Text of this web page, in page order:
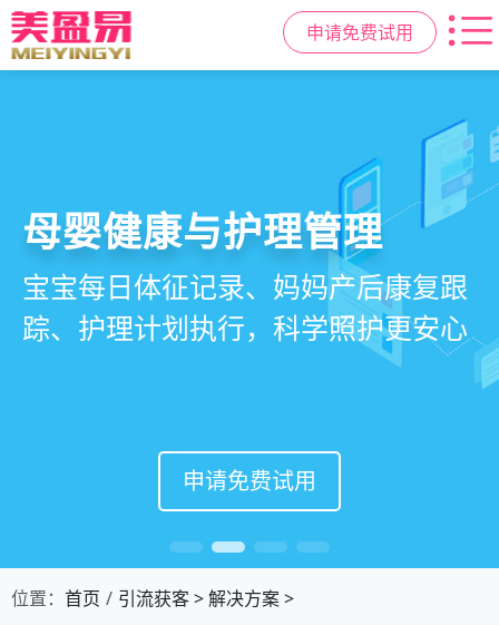
申请免费试用
智慧月子中心管理系统
一站式解决月子中心入住、护理、
餐饮、会员、财务、营销全流程管
理
申请免费试用
母婴健康与护理管理
宝宝每日体征记录、妈妈产后康复跟
踪、护理计划执行，科学照护更安心
申请免费试用
房态与预约管理
在线选房、预约入住、智能排房、资
源调度，提升入住率与客户满意度
申请免费试用
会员营销与智能锁客
会员积分、套餐定制、精准营销、客
户关怀，提升复购与转介绍
申请免费试用
位置： 首页 引流获客>解决方案>